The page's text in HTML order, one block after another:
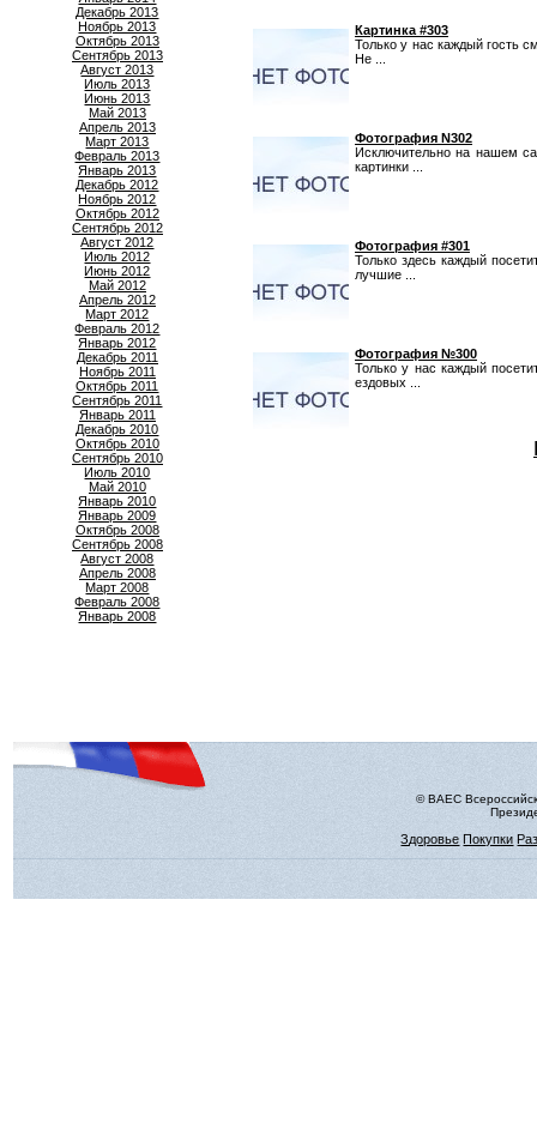
Декабрь 2013
Ноябрь 2013
Октябрь 2013
Сентябрь 2013
Август 2013
Июль 2013
Июнь 2013
Май 2013
Апрель 2013
Март 2013
Февраль 2013
Январь 2013
Декабрь 2012
Ноябрь 2012
Октябрь 2012
Сентябрь 2012
Август 2012
Июль 2012
Июнь 2012
Май 2012
Апрель 2012
Март 2012
Февраль 2012
Январь 2012
Декабрь 2011
Ноябрь 2011
Октябрь 2011
Сентябрь 2011
Январь 2011
Декабрь 2010
Октябрь 2010
Сентябрь 2010
Июль 2010
Май 2010
Январь 2010
Январь 2009
Октябрь 2008
Сентябрь 2008
Август 2008
Апрель 2008
Март 2008
Февраль 2008
Январь 2008
Картинка #303
Только у нас каждый гость
Не ...
Фотография N302
Исключительно на нашем
картинки ...
Фотография #301
Только здесь каждый
лучшие ...
Фотография №300
Только у нас каждый
ездовых ...
© ВАЕС
Здоровье Покупки